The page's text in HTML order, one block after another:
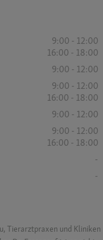
9:00 - 12:00
16:00 - 18:00
9:00 - 12:00
9:00 - 12:00
16:00 - 18:00
9:00 - 12:00
9:00 - 12:00
16:00 - 18:00
-
-
Tierarztpraxen und Kliniken